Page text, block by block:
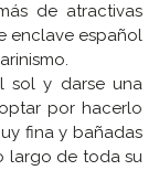
de atractivas
enclave español
sol y darse una
por hacerlo
fina y bañadas
largo de toda su